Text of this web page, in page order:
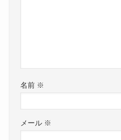
名前 ※
メール ※